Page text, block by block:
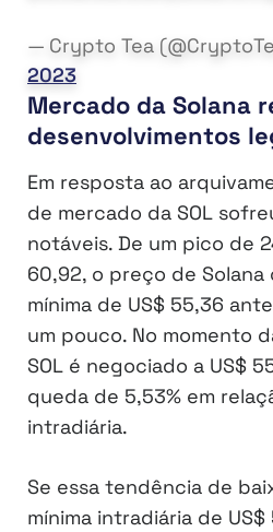
— Crypto Tea
2023
Mercado da Solana
desenvolvimentos
Em resposta ao
de mercado da SOL
notáveis. De um pico de
60,92, o preço de Solana
mínima de US$ 55,36
um pouco. No momento
SOL é negociado a US$
queda de 5,53% em
intradiária.
Se essa tendência de
mínima intradiária de